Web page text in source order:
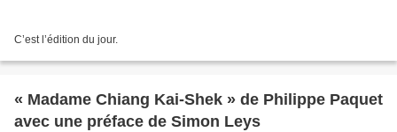
C’est l’édition du jour.
« Madame Chiang Kai-Shek » de Philippe Paquet
avec une préface de Simon Leys